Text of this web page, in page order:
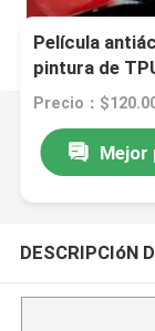
Película
pintura de
flexibles
Mejor
DESCRIPCIóN